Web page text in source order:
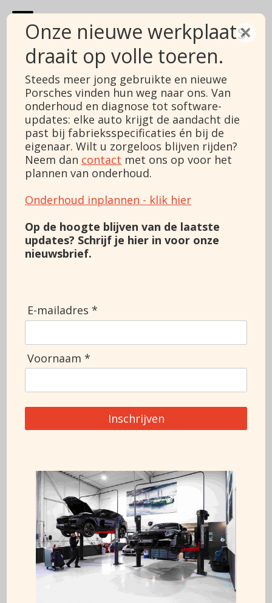
Porsche 911
3.8 Carrera GTS
Price Sold
Margin/VAT Marge
Type 3.8 Carrera GTS
Construction year 2014
Mileage 92871
Fueltype Gasoline
Engine capacity 3800
Transmission Automatic
Gears 7
Cylinders
Ask for more information
×
Onze nieuwe werkplaats
draait op volle toeren.
Steeds meer jong gebruikte en nieuwe
Porsches vinden hun weg naar ons. Van
onderhoud en diagnose tot software-
updates: elke auto krijgt de aandacht die
past bij fabrieksspecificaties én bij de
eigenaar. Wilt u zorgeloos blijven rijden?
Neem dan contact met ons op voor het
plannen van onderhoud.
Onderhoud inplannen - klik hier
Op de hoogte blijven van de laatste
updates? Schrijf je hier in voor onze
nieuwsbrief.
E-mailadres *
Voornaam *
Inschrijven